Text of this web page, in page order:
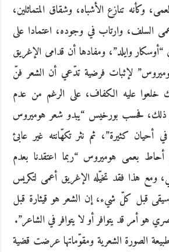
وكأنه تنازع الأشباه، وشقاق المتماثلين،
السلف، وارتاب في وجوده، اعتمادا على
“أوسكار وايلد”، ومفادها أن قدامى الإغريق
لإثبات فرضية تدّعي أن الشعر فنّ
خلعوا عليه الكفاف، على الرغم من عدم
فحسب بورخيس “يبدو شعر هوميروس
أحيان كثيرة”، ثم نثر تكهّانته غير عابئ
بعمى هوميروس “ربما اعتقدنا بعدم
هذا فقد تخيّله الإغريق أعمى لتكريس
قبل كلّ شيء، إن الشعر هو قيثارة قبل
هو أمر قد يتوافر أو لا يتوافر في الشاعر”.
الصورة الشعرية ومقوّماتها عرضت قضية